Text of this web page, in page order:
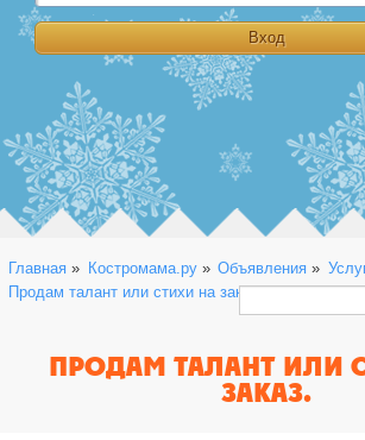
Главная » Костромама.ру» Объявления »
Продам талант или стихи на заказ.
ПРОДАМ ТАЛАНТ ИЛИ
ЗАКАЗ.